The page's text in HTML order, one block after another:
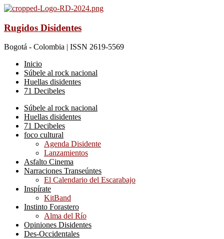
Rugidos Disidentes
Bogotá - Colombia | ISSN 2619-5569
Inicio
Súbele al rock nacional
Huellas disidentes
71 Decibeles
Súbele al rock nacional
Huellas disidentes
71 Decibeles
foco cultural
Agenda Disidente
Lanzamientos
Asfalto Cinema
Narraciones Transeúntes
El Calendario del Escarabajo
Inspírate
KitBand
Instinto Forastero
Alma del Río
Opiniones Disidentes
Des-Occidentales